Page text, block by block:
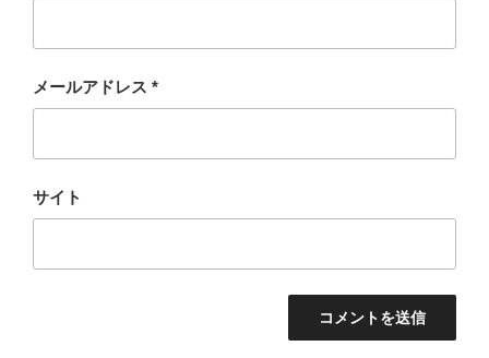
メールアドレス *
サイト